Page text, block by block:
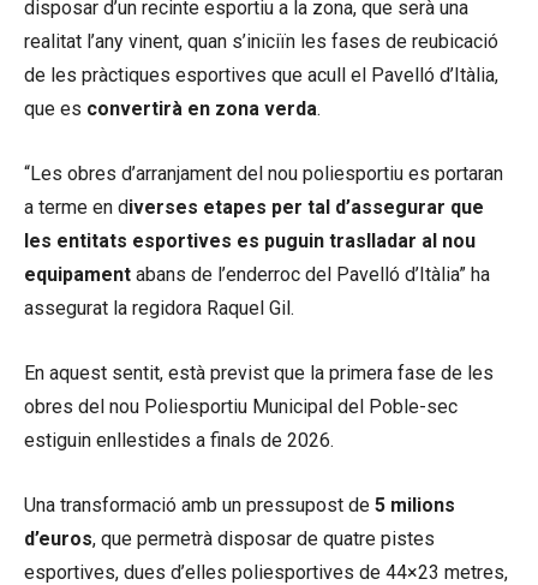
disposar d’un recinte esportiu a la zona, que serà una
realitat l’any vinent, quan s’iniciïn les fases de reubicació
de les pràctiques esportives que acull el Pavelló d’Itàlia,
que es convertirà en zona verda.
“Les obres d’arranjament del nou poliesportiu es portaran
a terme en diverses etapes per tal d’assegurar que
les entitats esportives es puguin traslladar al nou
equipament abans de l’enderroc del Pavelló d’Itàlia” ha
assegurat la regidora Raquel Gil.
En aquest sentit, està previst que la primera fase de les
obres del nou Poliesportiu Municipal del Poble-sec
estiguin enllestides a finals de 2026.
Una transformació amb un pressupost de 5 milions
d’euros, que permetrà disposar de quatre pistes
esportives, dues d’elles poliesportives de 44×23 metres,